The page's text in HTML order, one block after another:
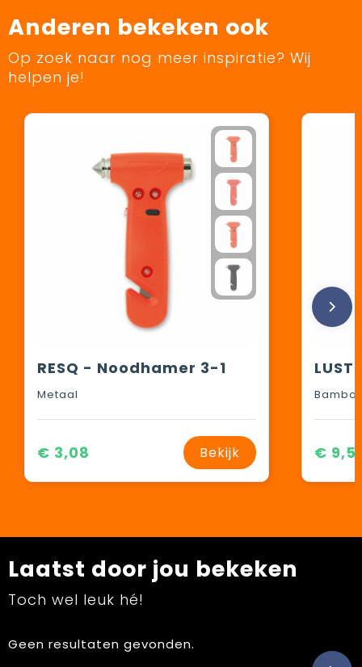
Anderen bekeken ook
Op zoek naar nog meer inspiratie? Wij
helpen je!
RESQ - Noodhamer 3-1
Metaal
€ 3,08 Bekijk €
Laatst door jou bekeken
Toch wel leuk hé!
Geen resultaten gevonden.